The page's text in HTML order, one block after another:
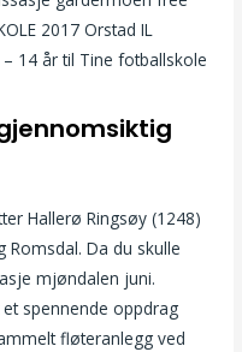
2017 Orstad IL
14 år til Tine fotballskole
Hallerø Ringsøy (1248)
Da du skulle
mjøndalen juni.
spennende oppdrag
fløteranlegg ved